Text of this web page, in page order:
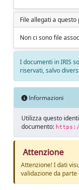
File allegati a
Non ci sono file
I documenti in IRIS
riservati, salvo
Informazioni
Utilizza questo
documento:
Attenzione
Attenzione! I dati
validazione da